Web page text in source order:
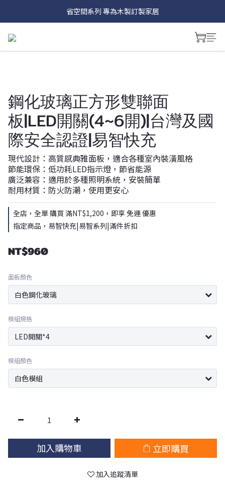
Hub系列 讓插座面板具有多種娛樂功能~
省空間系列 專為木製訂製家居
鋼化玻璃正方形雙聯面
板|LED開關(4~6開)|台灣及國
際安全認證|易智快充
現代設計：高質感典雅面板，適合各種室內裝潢風格
節能環保：低功耗LED指示燈，節省能源
廣泛兼容：適用於多種照明系統，安裝簡單
耐用材質：防火防潮，使用更安心
全店，全單 購買 滿NT$1,200，即享 免運 優惠
指定商品，易智快充|易智系列|滿件折扣
NT$960
面板顏色
模組規格
模組顏色
加入購物車 立即購買
加入追蹤清單